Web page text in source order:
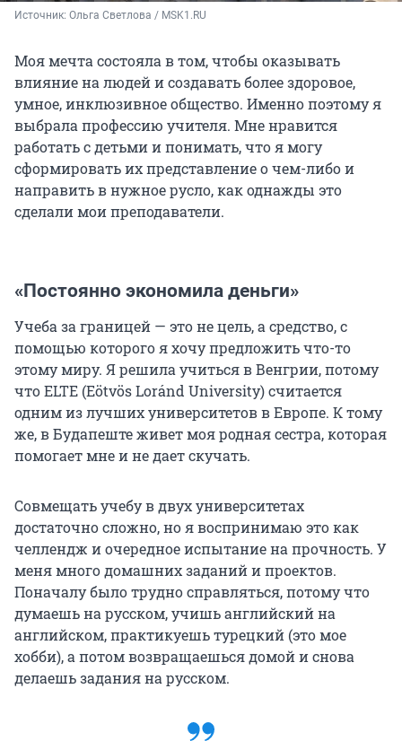
Источник: Ольга Светлова / MSK1.RU
Моя мечта состояла в том, чтобы оказывать
влияние на людей и создавать более здоровое,
умное, инклюзивное общество. Именно поэтому я
выбрала профессию учителя. Мне нравится
работать с детьми и понимать, что я могу
сформировать их представление о чем-либо и
направить в нужное русло, как однажды это
сделали мои преподаватели.
«Постоянно экономила деньги»
Учеба за границей — это не цель, а средство, с
помощью которого я хочу предложить что-то
этому миру. Я решила учиться в Венгрии, потому
что ELTE (Eötvös Loránd University) считается
одним из лучших университетов в Европе. К тому
же, в Будапеште живет моя родная сестра, которая
помогает мне и не дает скучать.
Совмещать учебу в двух университетах
достаточно сложно, но я воспринимаю это как
челлендж и очередное испытание на прочность. У
меня много домашних заданий и проектов.
Поначалу было трудно справляться, потому что
думаешь на русском, учишь английский на
английском, практикуешь турецкий (это мое
хобби), а потом возвращаешься домой и снова
делаешь задания на русском.